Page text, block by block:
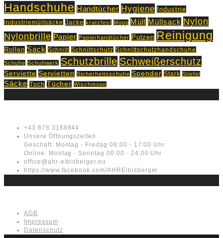
Handschuhe Handtücher Hygiene Industrie
Industriemüllsäcke Jacke kratzfest Mopp Müll Müllsack Nylon
Nylonbrille Papier Papierhandtücher Putzen Reinigung
Rollen Sack Schnitt Schnittschutz Schnittschutzhandschuhe
Schuhe Schuhwerk Schutzbrille Schweißerschutz
Serviette Servietten Sicherheitsschuhe Spender Stark Stiefel
Säcke Tuch Tücher Wischmopp
+43 676 3168844
Unsere Öffnungszeiten
Geschäft: Montag - Freitag 08:00 - 17:00 Uhr
Online: Montag - Sonntag 00:00 - 24:00 Uhr
office@ahr-eibisberger.eu
https://www.facebook.com/AHREibisberger
AGB
Impressum
Datenschutz